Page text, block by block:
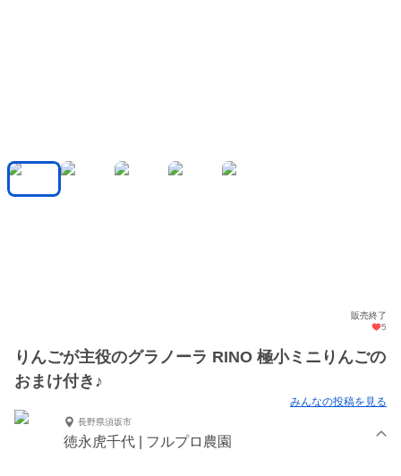
販売終了
5
りんごが主役のグラノーラ RINO 極小ミニりんごの
おまけ付き♪
みんなの投稿を見る
長野県須坂市
徳永虎千代 | フルプロ農園